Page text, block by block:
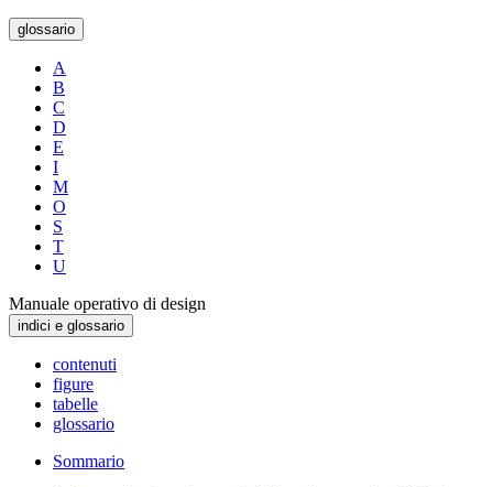
glossario
A
B
C
D
E
I
M
O
S
T
U
Manuale operativo di design
indici e glossario
contenuti
figure
tabelle
glossario
Sommario